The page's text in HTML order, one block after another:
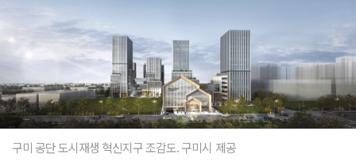
구미 공단 도시재생 혁신지구 조감도. 구미시 제공